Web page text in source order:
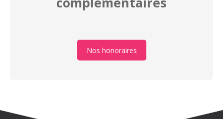
Nos honoraires